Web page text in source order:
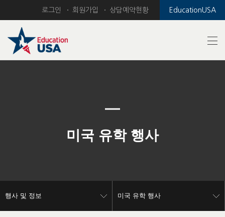
EducationUSA
로그인 회원가입 상담예약현황
미국 유학 행사
행사 및 정보 미국 유학 행사